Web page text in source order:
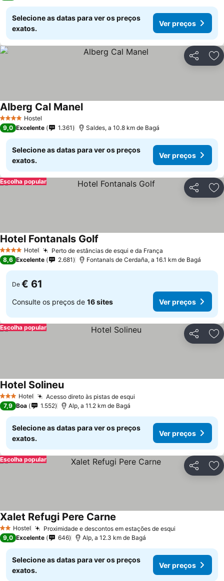
Selecione as datas para ver os preços
exatos.
Ver preços
Partilhar
4 EstrelasHostel
Alberg Cal ManelVer preços
9,0 Excelente 1.361 Saldes, a 10.8 km de Bagá
Selecione as datas para ver os preços
exatos.
Ver preços
Partilhar
Escolha popular
4 EstrelasHotel Perto de estâncias de esqui e da França
Hotel Fontanals Golf
8,6 Excelente 2.681 Fontanals de Cerdaña, a 16.1 km de Bagá
De € 61
Consulte os preços de 16 sites Ver preços
Partilhar
Escolha popular
3 EstrelasHotel Acesso direto às pistas de esqui
Hotel SolineuVer preços
7,9 Boa 1.552 Alp, a 11.2 km de Bagá
Selecione as datas para ver os preços
exatos.
Ver preços
Partilhar
Escolha popular
2 Estrelas
Hostel Proximidade e descontos em estações de esqui
Xalet Refugi Pere Carne
9,0 Excelente 646 Alp, a 12.3 km de Bagá
Selecione as datas para ver os preços
exatos.
Ver preços